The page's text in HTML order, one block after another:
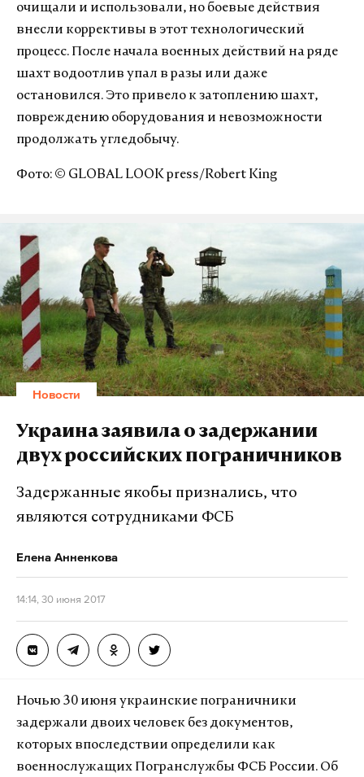
очищали и использовали, но боевые действия
внесли коррективы в этот технологический
процесс. После начала военных действий на ряде
шахт водоотлив упал в разы или даже
остановился. Это привело к затоплению шахт,
повреждению оборудования и невозможности
продолжать угледобычу.
Фото: © GLOBAL LOOK press/Robert King
Новости
Украина заявила о задержании
двух российских пограничников
Задержанные якобы признались, что
являются сотрудниками ФСБ
Елена Анненкова
14:14, 30 июня 2017
Ночью 30 июня украинские пограничники
задержали двоих человек без документов,
которых впоследствии определили как
военнослужащих Погранслужбы ФСБ России. Об